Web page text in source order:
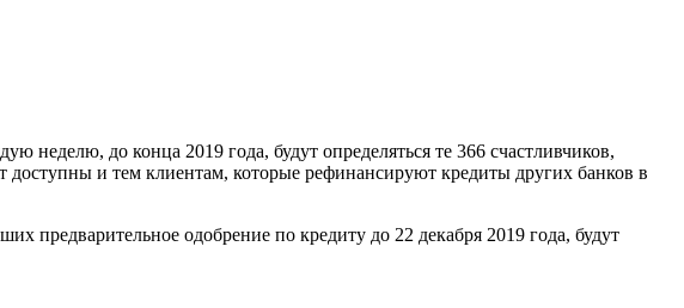
неделю, до конца 2019 года, будут определяться те 366 счастливчиков,
и тем клиентам, которые рефинансируют кредиты других банков в
предварительное одобрение по кредиту до 22 декабря 2019 года, будут